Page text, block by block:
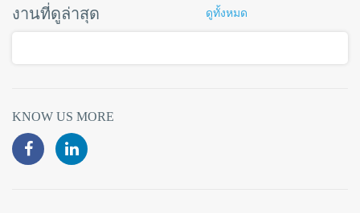
งานที่ดูล่าสุด ดูทั้งหมด
KNOW US MORE